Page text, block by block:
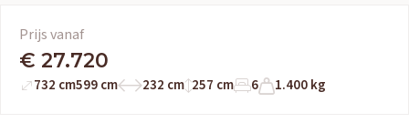
Prijs vanaf
€ 27.720
732 cm599 cm 232 cm 257 cm 6 1.400 kg